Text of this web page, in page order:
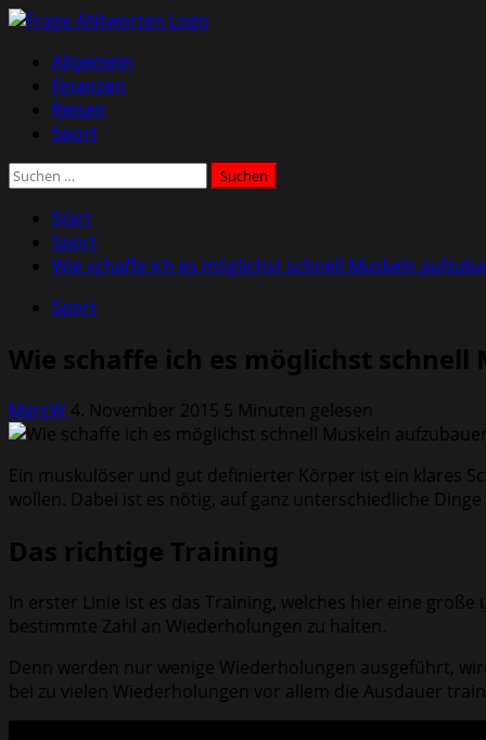
Zum
springen
Primäres
Menü
Allgemein
Finanzen
Reisen
Sport
Suchen
Start
Sport
Wie schaffe ich es möglichst schnell Muskeln
Sport
Wie schaffe ich es möglichst schnell
MarcW 4. November 2015 5 Minuten gelesen
Ein muskulöser und gut definierter Körper ist ein klares
wollen. Dabei ist es nötig, auf ganz unterschiedliche
Das richtige Training
In erster Linie ist es das Training, welches hier eine
bestimmte Zahl an Wiederholungen zu halten.
Denn werden nur wenige Wiederholungen ausgeführt,
bei zu vielen Wiederholungen vor allem die Ausdauer